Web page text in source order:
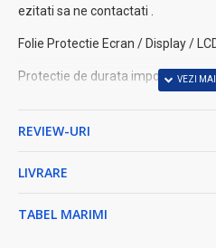
ezitati sa ne contactati .
Folie Protectie Ecran / Display /
Protectie de durata impotriva
Instructiuni de aplicare:
Daca ecranul este murdar
REVIEW-URI
LIVRARE
TABEL MARIMI